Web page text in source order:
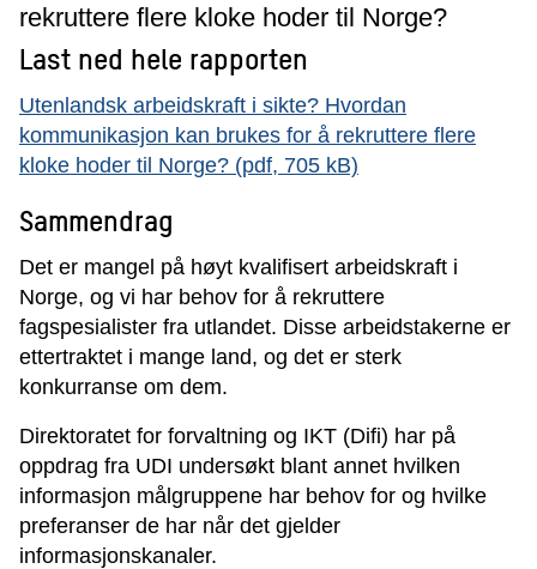
rekruttere flere kloke hoder til Norge?
Last ned hele rapporten
Utenlandsk arbeidskraft i sikte? Hvordan
kommunikasjon kan brukes for å rekruttere flere
kloke hoder til Norge? (pdf, 705 kB)
Sammendrag
Det er mangel på høyt kvalifisert arbeidskraft i
Norge, og vi har behov for å rekruttere
fagspesialister fra utlandet. Disse arbeidstakerne er
ettertraktet i mange land, og det er sterk
konkurranse om dem.
Direktoratet for forvaltning og IKT (Difi) har på
oppdrag fra UDI undersøkt blant annet hvilken
informasjon målgruppene har behov for og hvilke
preferanser de har når det gjelder
informasjonskanaler.